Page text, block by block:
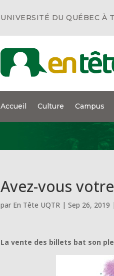
UNIVERSITÉ DU QUÉBEC À
Accueil Culture Campus
Avez-vous
par En Tête UQTR |Sep 26, 2019 |
La vente des billets bat son